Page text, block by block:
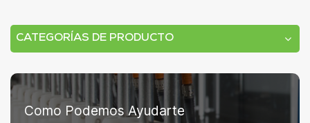
CATEGORÍAS DE PRODUCTO
Como Podemos Ayudarte